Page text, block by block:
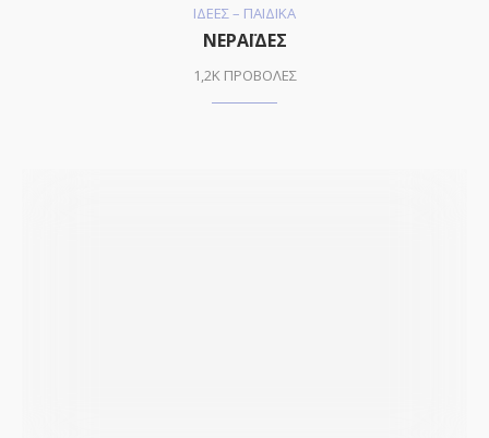
ΙΔΕΕΣ – ΠΑΙΔΙΚΑ
ΝΕΡΑΪΔΕΣ
1,2K ΠΡΟΒΟΛΕΣ